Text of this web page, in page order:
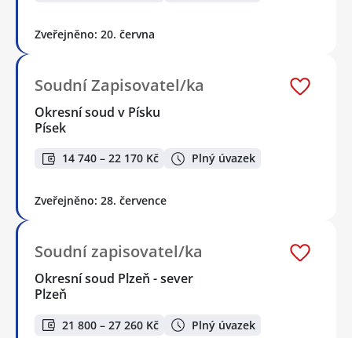
Zveřejněno: 20. června
Soudní Zapisovatel/ka
Okresní soud v Písku
Písek
14 740 – 22 170 Kč Plný úvazek
Zveřejněno: 28. července
Soudní zapisovatel/ka
Okresní soud Plzeň - sever
Plzeň
21 800 – 27 260 Kč Plný úvazek